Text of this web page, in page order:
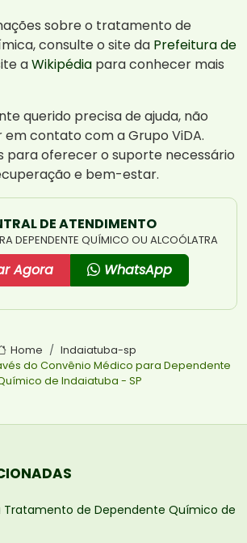
sobre o tratamento de
consulte o site da Prefeitura de
aWikipédia para conhecer mais
querido precisa de ajuda, não
contato com a Grupo ViDA.
para oferecer o suporte necessário
e bem-estar.
DE ATENDIMENTO
DEPENDENTE QUÍMICO OU ALCOÓLATRA
Agora WhatsApp
Home
Indaiatuba-sp
do Convênio Médico para Dependente
de Indaiatuba - SP
Tratamento de Dependente Químico de